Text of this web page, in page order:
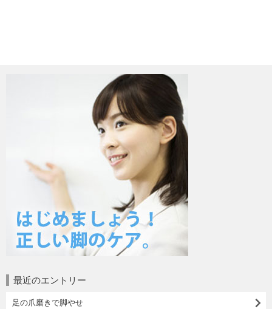
最近のエントリー
足の爪磨きで脚やせ